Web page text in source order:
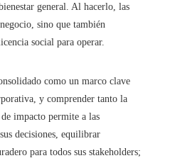
general. Al hacerlo, las
sino que también
social para operar.
como un marco clave
y comprender tanto la
impacto permite a las
decisiones, equilibrar
para todos sus stakeholders;